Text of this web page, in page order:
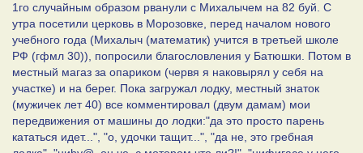
1го случайным образом рванули с Михалычем на 82 буй. С
утра посетили церковь в Морозовке, перед началом нового
учебного года (Михалыч (математик) учится в третьей школе
РФ (гфмл 30)), попросили благословления у Батюшки. Потом в
местный магаз за опариком (червя я наковырял у себя на
участке) и на берег. Пока загружал лодку, местный знаток
(мужичек лет 40) все комментировал (двум дамам) мои
передвижения от машины до лодки:"да это просто парень
кататься идет...", "о, удочки тащит...", "да не, это гребная